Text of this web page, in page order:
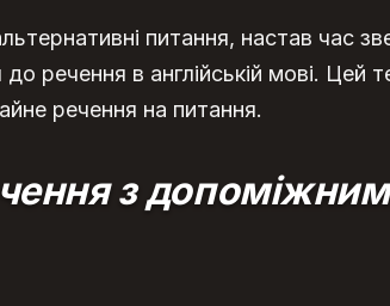
питання, настав час
речення в англійській мові. Цей
речення на питання.
з